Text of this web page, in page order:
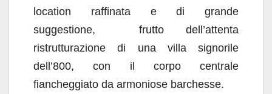
location raffinata e di grande
suggestione, frutto dell’attenta
ristrutturazione di una villa signorile
dell’800, con il corpo centrale
fiancheggiato da armoniose barchesse.